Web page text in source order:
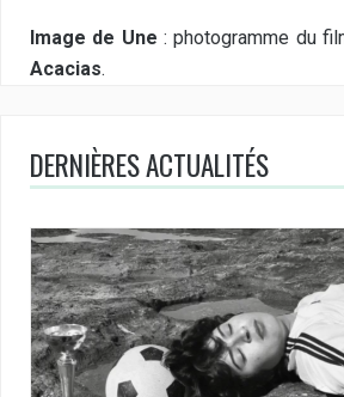
Image de Une : photogramme du
Acacias.
DERNIÈRES ACTUALITÉS